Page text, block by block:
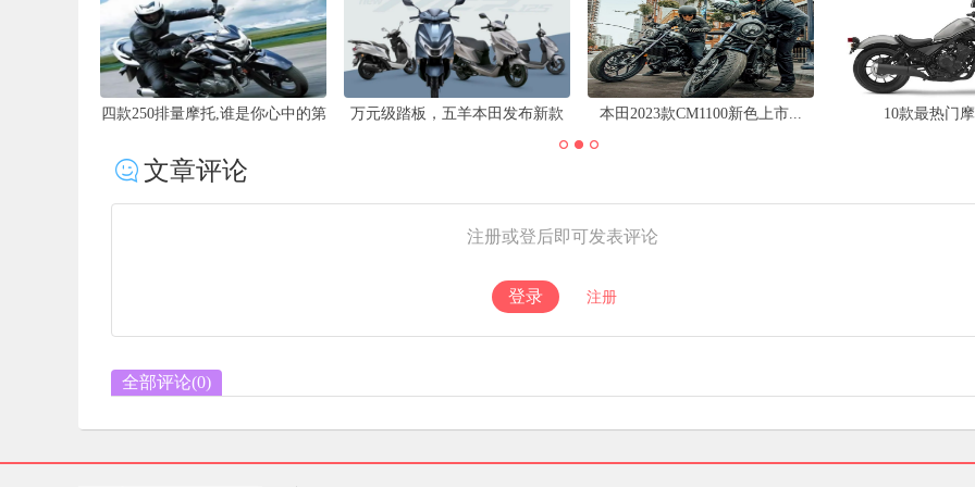
四款250排量摩托,谁是你心中的第
万元级踏板，五羊本田发布新款
本田2023款CM1100新色上市... 10款最热门
文章评论
注册或登后即可发表评论
登录 注册
全部评论(0)